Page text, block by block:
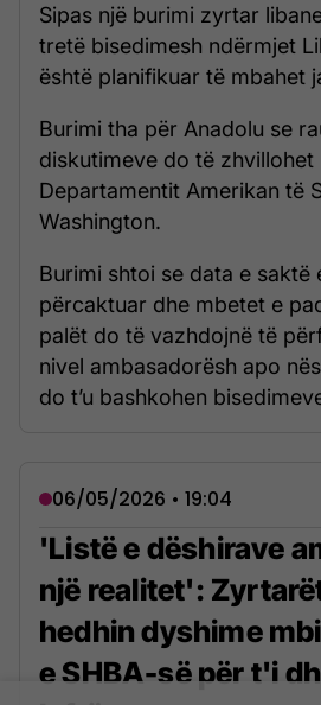
Sipas një burimi zyrtar
tretë bisedimesh ndërmjet
është planifikuar të mbahet
Burimi tha për Anadolu se
diskutimeve do të zhvillohet
Departamentit Amerikan të
Washington.
Burimi shtoi se data e saktë
përcaktuar dhe mbetet e
palët do të vazhdojnë të
nivel ambasadorësh apo
do t’u bashkohen
06/05/2026 • 19:04
'Listë e dëshirave
një realitet':
hedhin dyshime
e SHBA-së për t'i